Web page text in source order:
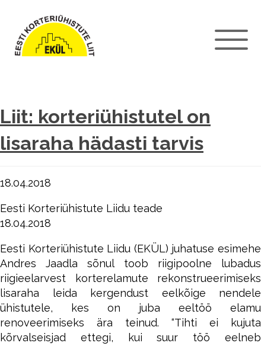
Liit: korteriühistutel on
lisaraha hädasti tarvis
18.04.2018
Eesti Korteriühistute Liidu teade
18.04.2018
Eesti Korteriühistute Liidu (EKÜL) juhatuse esimehe
Andres Jaadla sõnul toob riigipoolne lubadus
riigieelarvest korterelamute rekonstrueerimiseks
lisaraha leida kergendust eelkõige nendele
ühistutele, kes on juba eeltöö elamu
renoveerimiseks ära teinud. “Tihti ei kujuta
kõrvalseisjad ettegi, kui suur töö eelneb